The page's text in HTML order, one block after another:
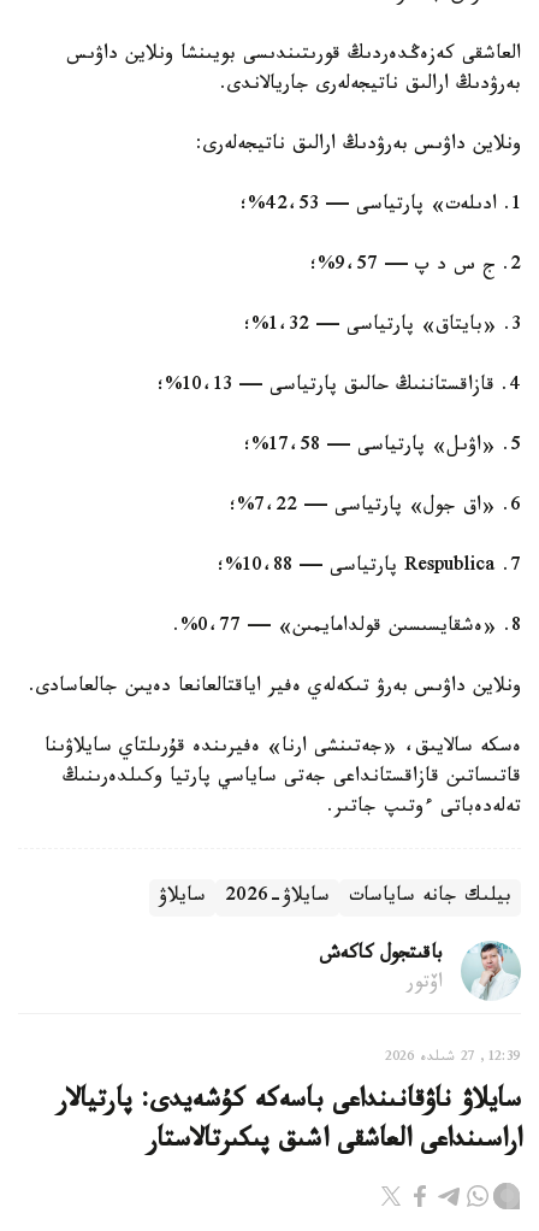
العاشقى كەزەڭدەردىڭ قورىتىندىسى بويىنشا ونلاين داۋىس
بەرۋدىڭ ارالىق ناتيجەلەرى جاريالاندى.
ونلاين داۋىس بەرۋدىڭ ارالىق ناتيجەلەرى:
1. ادىلەت» پارتياسى — 42،53%؛
2. ج س د پ — 9،57%؛
3. «بايتاق» پارتياسى — 1،32%؛
4. قازاقستاننىڭ حالىق پارتياسى — 10،13%؛
5. «اۋىل» پارتياسى — 17،58%؛
6. «اق جول» پارتياسى — 7،22%؛
7. Respublica پارتياسى — 10،88%؛
8. «ەشقايسىسىن قولدامايمىن» — 0،77%.
ونلاين داۋىس بەرۋ تىكەلەي ەفير اياقتالعانعا دەيىن جالعاسادى.
ەسكە سالايىق، «جەتىنشى ارنا» ەفيرىندە قۇرىلتاي سايلاۋىنا
قاتىساتىن قازاقستانداعى جەتى ساياسي پارتيا وكىلدەرىنىڭ
تەلەدەباتى ءوتىپ جاتىر.
بيلىك جانە ساياسات سايلاۋ-2026 سايلاۋ
باقىتجول كاكەش
اۆتور
12:39, 27 شىلدە 2026
سايلاۋ ناۋقانىنداعى باسەكە كۇشەيدى: پارتيالار
اراسىنداعى العاشقى اشىق پىكىرتالاستار